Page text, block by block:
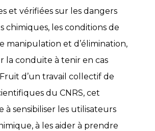
et vérifiées sur les dangers
chimiques, les conditions de
manipulation et d’élimination,
la conduite à tenir en cas
d’un travail collectif de
du CNRS, cet
à sensibiliser les utilisateurs
à les aider à prendre